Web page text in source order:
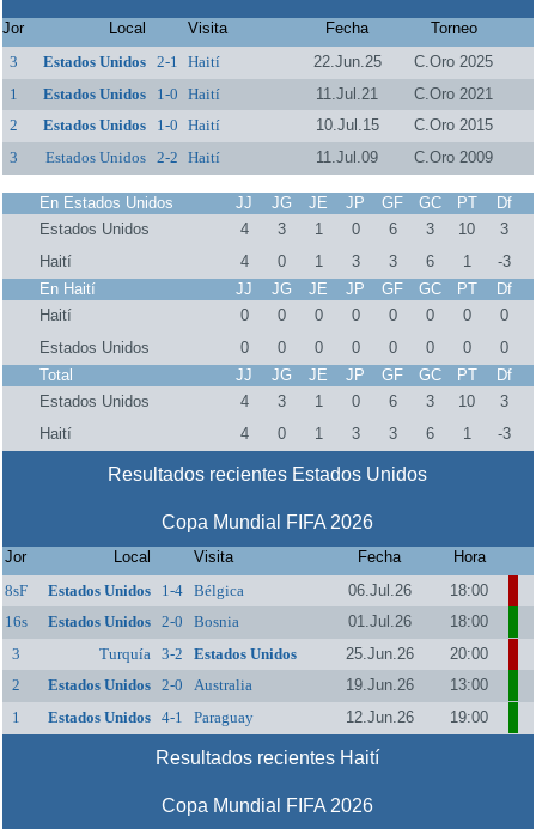
Jor Local Visita Fecha
Torneo
3
Estados Unidos 2-1 Haití 22.Jun.25
C.Oro 2025
1
Estados Unidos 1-0 Haití 11.Jul.21
C.Oro 2021
2
Estados Unidos 1-0 Haití 10.Jul.15
C.Oro 2015
3
Estados Unidos 2-2 Haití 11.Jul.09 C.Oro 2009
En Estados Unidos JJ JG JE JP GF GC PT
Df
Estados Unidos
4 3 1 0 6 3 10
3
Haití
4 0 1 3 3 6 1
-3
En Haití
JJ JG JE JP GF GC PT
Df
Haití
0 0 0 0 0 0 0
0
Estados Unidos
0 0 0 0 0 0 0
0
Total
JJ JG JE JP GF GC PT
Df
Estados Unidos
4 3 1 0 6 3 10
3
Haití
4 0 1 3 3 6 1 -3
Resultados recientes Estados Unidos
Copa Mundial FIFA 2026
Jor Local Visita Fecha
Hora
8sF
Estados Unidos 1-4 Bélgica 06.Jul.26
18:00
16s
Estados Unidos 2-0 Bosnia 01.Jul.26
18:00
3
Turquía 3-2 Estados Unidos 25.Jun.26
20:00
2
Estados Unidos 2-0 Australia 19.Jun.26
13:00
1
Estados Unidos 4-1 Paraguay 12.Jun.26 19:00
Resultados recientes Haití
Copa Mundial FIFA 2026